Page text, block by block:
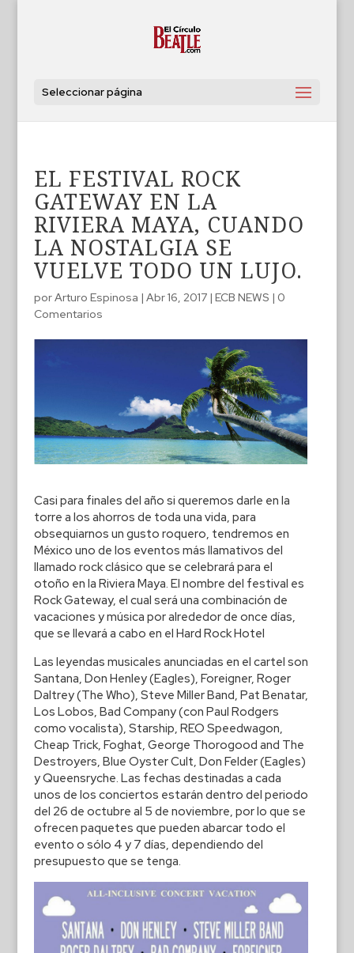
Seleccionar página
EL FESTIVAL ROCK
GATEWAY EN LA
RIVIERA MAYA, CUANDO
LA NOSTALGIA SE
VUELVE TODO UN LUJO.
porArturo Espinosa | Abr 16, 2017| ECB NEWS | 0
Comentarios
Casi para finales del año si queremos darle en la
torre a los ahorros de toda una vida, para
obsequiarnos un gusto roquero, tendremos en
México uno de los eventos más llamativos del
llamado rock clásico que se celebrará para el
otoño en la Riviera Maya. El nombre del festival es
Rock Gateway, el cual será una combinación de
vacaciones y música por alrededor de once días,
que se llevará a cabo en el Hard Rock Hotel
Las leyendas musicales anunciadas en el cartel son
Santana, Don Henley (Eagles), Foreigner, Roger
Daltrey (The Who), Steve Miller Band, Pat Benatar,
Los Lobos, Bad Company (con Paul Rodgers
como vocalista), Starship, REO Speedwagon,
Cheap Trick, Foghat, George Thorogood and The
Destroyers, Blue Oyster Cult, Don Felder (Eagles)
y Queensryche. Las fechas destinadas a cada
unos de los conciertos estarán dentro del periodo
del 26 de octubre al 5 de noviembre, por lo que se
ofrecen paquetes que pueden abarcar todo el
evento o sólo 4 y 7 días, dependiendo del
presupuesto que se tenga.